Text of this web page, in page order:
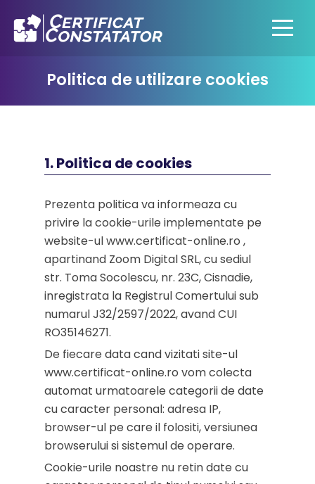
Politica de utilizare cookies
1. Politica de cookies
Prezenta politica va informeaza cu
privire la cookie-urile implementate pe
website-ul www.certificat-online.ro ,
apartinand Zoom Digital SRL, cu sediul
str. Toma Socolescu, nr. 23C, Cisnadie,
inregistrata la Registrul Comertului sub
numarul J32/2597/2022, avand CUI
RO35146271.
De fiecare data cand vizitati site-ul
www.certificat-online.ro vom colecta
automat urmatoarele categorii de date
cu caracter personal: adresa IP,
browser-ul pe care il folositi, versiunea
browserului si sistemul de operare.
Cookie-urile noastre nu retin date cu